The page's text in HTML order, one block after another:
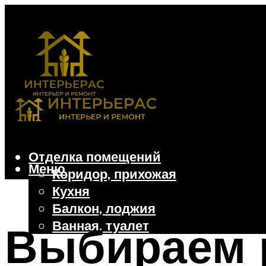
Отделка помещений
Коридор, прихожая
Кухня
Балкон, лоджия
Ванная, туалет
Дачные и частные дома
Отделочные материалы
Меню
Выбираем